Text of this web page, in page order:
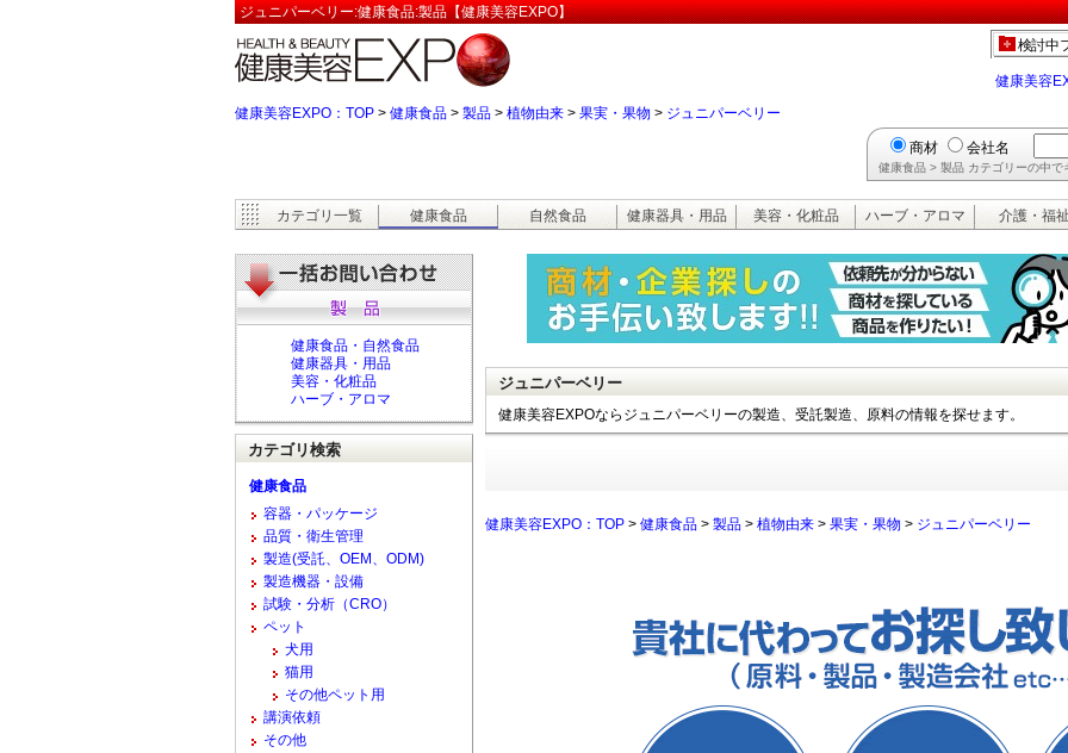
ジュニパーベリー:健康食品:製品【健康美容EXPO】
検討中
健康美容
健康美容EXPO：TOP > 健康食品 > 製品 > 植物由来 > 果実・果物 > ジュニパーベリー
商材 会社名
健康食品 > 製品 カテゴリーの中で
カテゴリ一覧 健康食品 自然食品 健康器具・用品 美容・化粧品 ハーブ・アロマ 介護・福
ジュニパーベリー
健康美容EXPOならジュニパーベリーの製造、受託製造、原料の情報を探せます。
健康美容EXPO：TOP > 健康食品 > 製品 > 植物由来 > 果実・果物 > ジュニパーベリー
健康食品・自然食品
健康器具・用品
美容・化粧品
ハーブ・アロマ
カテゴリ検索
健康食品
容器・パッケージ
品質・衛生管理
製造(受託、OEM、ODM)
製造機器・設備
試験・分析（CRO）
ペット
犬用
猫用
その他ペット用
講演依頼
その他